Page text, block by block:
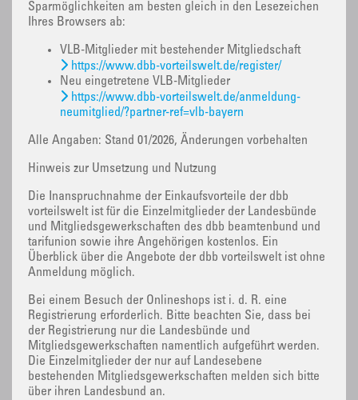
Sparmöglichkeiten am besten gleich in den Lesezeichen
Ihres Browsers ab:
VLB-Mitglieder mit bestehender Mitgliedschaft
https://www.dbb-vorteilswelt.de/register/
Neu eingetretene VLB-Mitglieder
https://www.dbb-vorteilswelt.de/anmeldung-
neumitglied/?partner-ref=vlb-bayern
Alle Angaben: Stand 01/2026, Änderungen vorbehalten
Hinweis zur Umsetzung und Nutzung
Die Inanspruchnahme der Einkaufsvorteile der dbb
vorteilswelt ist für die Einzelmitglieder der Landesbünde
und Mitgliedsgewerkschaften des dbb beamtenbund und
tarifunion sowie ihre Angehörigen kostenlos. Ein
Überblick über die Angebote der dbb vorteilswelt ist ohne
Anmeldung möglich.
Bei einem Besuch der Onlineshops ist i. d. R. eine
Registrierung erforderlich. Bitte beachten Sie, dass bei
der Registrierung nur die Landesbünde und
Mitgliedsgewerkschaften namentlich aufgeführt werden.
Die Einzelmitglieder der nur auf Landesebene
bestehenden Mitgliedsgewerkschaften melden sich bitte
über ihren Landesbund an.